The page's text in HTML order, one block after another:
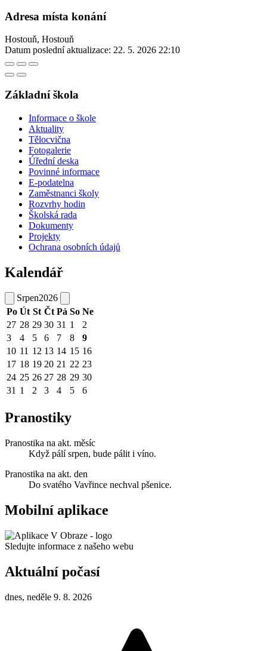
Adresa místa konání
Hostouň, Hostouň
Datum poslední aktualizace: 22. 5. 2026 22:10
Základní škola
Informace o škole
Aktuality
Tělocvična
Fotogalerie
Úřední deska
Povinné informace
E-podatelna
Zaměstnanci školy
Rozvrhy hodin
Školská rada
Dokumenty
Projekty
Ochrana osobních údajů
Kalendář
Srpen2026
Po Út St Čt Pá So Ne
27 28 29 30 31 1
2
3
4 5 6 7 8
9
10 11 12 13 14 15 16
17 18 19 20 21 22 23
24 25 26 27 28 29 30
31 1 2 3 4 5 6
Pranostiky
Pranostika na akt. měsíc
Když pálí srpen, bude pálit i víno.
Pranostika na akt. den
Do svatého Vavřince nechval pšenice.
Mobilní aplikace
Sledujte informace z našeho webu
Aktuální počasí
dnes, neděle 9. 8. 2026